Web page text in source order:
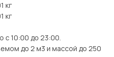
кг
кг
с 10:00 до 23:00.
до 2 м3 и массой до 250